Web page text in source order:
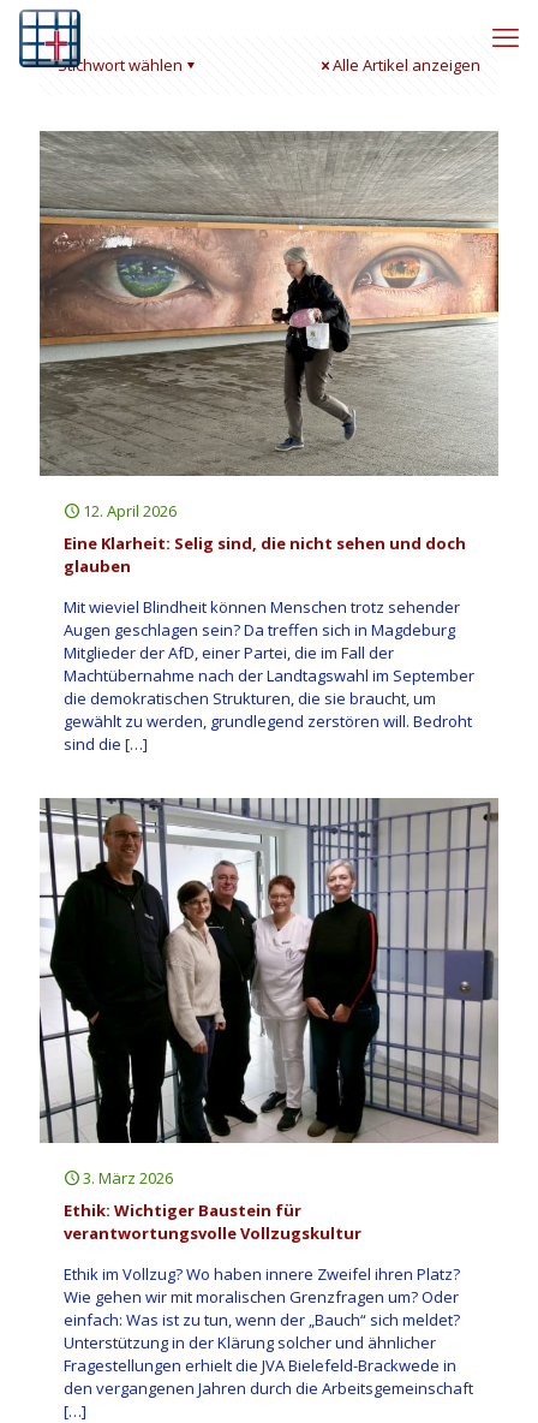
Stichwort wählen Alle Artikel anzeigen
12. April 2026
Eine Klarheit: Selig sind, die nicht sehen und doch
glauben
Mit wieviel Blindheit können Menschen trotz sehender
Augen geschlagen sein? Da treffen sich in Magdeburg
Mitglieder der AfD, einer Partei, die im Fall der
Machtübernahme nach der Landtagswahl im September
die demokratischen Strukturen, die sie braucht, um
gewählt zu werden, grundlegend zerstören will. Bedroht
sind die […]
3. März 2026
Ethik: Wichtiger Baustein für
verantwortungsvolle Vollzugskultur
Ethik im Vollzug? Wo haben innere Zweifel ihren Platz?
Wie gehen wir mit moralischen Grenzfragen um? Oder
einfach: Was ist zu tun, wenn der „Bauch“ sich meldet?
Unterstützung in der Klärung solcher und ähnlicher
Fragestellungen erhielt die JVA Bielefeld-Brackwede in
den vergangenen Jahren durch die Arbeitsgemeinschaft
[…]